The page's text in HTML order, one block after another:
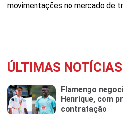
movimentações no mercado de
ÚLTIMAS NOTÍCIAS
Flamengo
Henrique, com
contratação